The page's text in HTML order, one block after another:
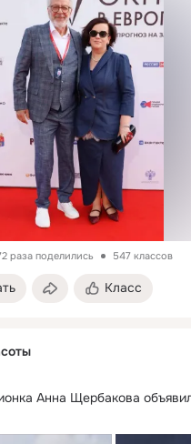
раза поделились 547 классов
Класс
Анна Щербакова